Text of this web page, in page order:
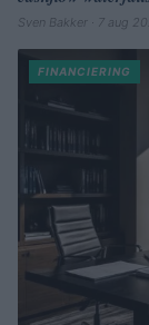
Sven Bakker · 7 aug
FINANCIERING